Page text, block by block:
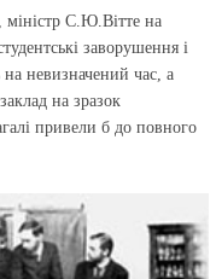
міністр С.Ю.Вітте на
заворушення і
на невизначений час, а
на зразок
привели б до повного